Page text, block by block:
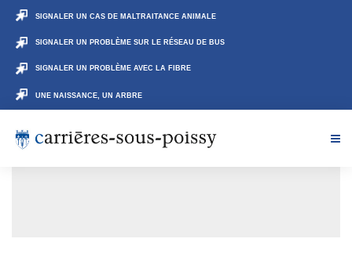
SIGNALER UN CAS DE MALTRAITANCE ANIMALE
SIGNALER UN PROBLÈME SUR LE RÉSEAU DE BUS
SIGNALER UN PROBLÈME AVEC LA FIBRE
UNE NAISSANCE, UN ARBRE